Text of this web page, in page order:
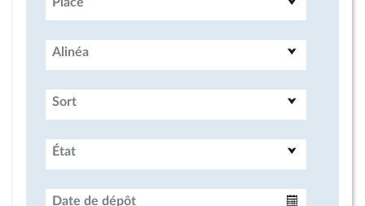
Alinéa
Sort
État
Date de dépôt